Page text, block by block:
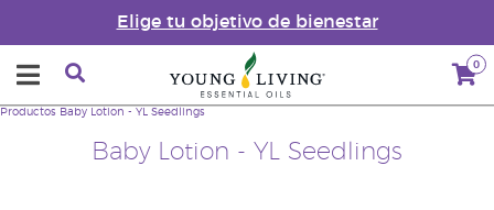
Elige tu objetivo de bienestar
0
Baby Lotion - YL Seedlings
Productos Baby Lotion - YL Seedlings